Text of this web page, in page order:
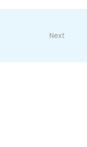
Next